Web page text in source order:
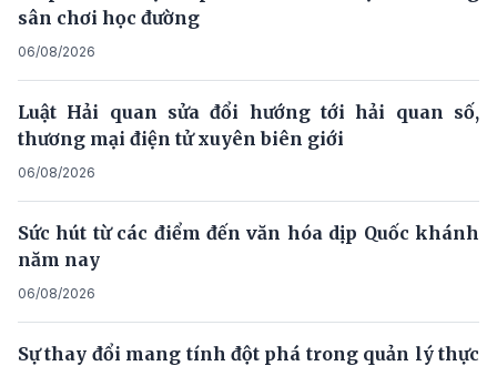
sân chơi học đường
06/08/2026
Luật Hải quan sửa đổi hướng tới hải quan số,
thương mại điện tử xuyên biên giới
06/08/2026
Sức hút từ các điểm đến văn hóa dịp Quốc khánh
năm nay
06/08/2026
Sự thay đổi mang tính đột phá trong quản lý thực